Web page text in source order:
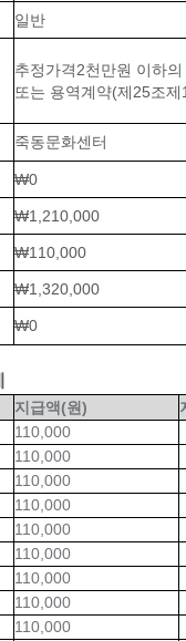
일반
추정가격2천만원 이하
또는 용역계약(제25조
죽동문화센터
₩0
₩1,210,000
₩110,000
₩1,320,000
₩0
지급액(원)
110,000
110,000
110,000
110,000
110,000
110,000
110,000
110,000
110,000